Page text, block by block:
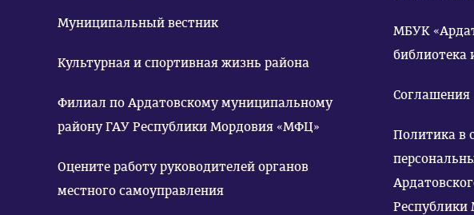
Муниципальный вестник
Культурная и спортивная жизнь района
Филиал по Ардатовскому муниципальному
району ГАУ Республики Мордовия «МФЦ»
Оцените работу руководителей органов
местного самоуправления
МБУК
библиотека
Соглашения
Политика в
Республики